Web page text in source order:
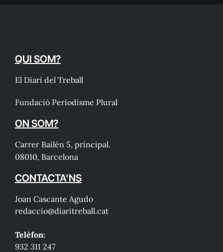
QUI SOM?
El Diari del Treball
Fundació Periodisme Plural
ON SOM?
Carrer Bailén 5, principal.
08010, Barcelona
CONTACTA'NS
Joan Cascante Agudo
redaccio@diaritreball.cat
Telèfon:
932 311 247